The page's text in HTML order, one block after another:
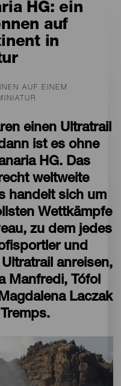
HG: ein
auf
in
AUF EINEM
einen Ultratrail
ist es ohne
HG. Das
weltweite
handelt sich um
Wettkämpfe
zu dem jedes
und
anreisen,
Manfredi, Tófol
Laczak